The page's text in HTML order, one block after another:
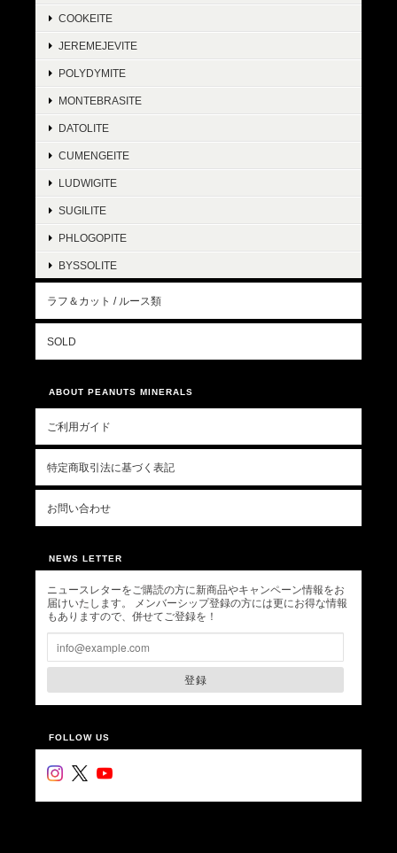
COOKEITE
JEREMEJEVITE
POLYDYMITE
MONTEBRASITE
DATOLITE
CUMENGEITE
LUDWIGITE
SUGILITE
PHLOGOPITE
BYSSOLITE
ラフ＆カット / ルース類
SOLD
ABOUT PEANUTS MINERALS
ご利用ガイド
特定商取引法に基づく表記
お問い合わせ
NEWS LETTER
ニュースレターをご購読の方に新商品やキャンペーン情報をお
届けいたします。 メンバーシップ登録の方には更にお得な情報
もありますので、併せてご登録を！
登録
FOLLOW US